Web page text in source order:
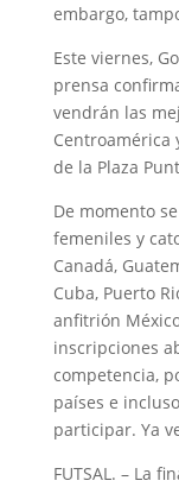
embargo,
Este viernes,
prensa
vendrán las
Centroamérica
de la Plaza
De momento
femeniles y
Canadá,
Cuba, Puerto
anfitrión
inscripciones
competencia,
países e
participar. Ya
FUTSAL. – La